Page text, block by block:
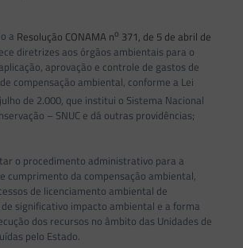
a Resolução CONAMA no 371, de 5 de abril de
diretrizes aos órgãos ambientais para o
aprovação e controle de gastos de
compensação ambiental, conforme a Lei
de 2.000, que institui o Sistema Nacional
– SNUC e dá outras providências;
o procedimento administrativo para a
cumprimento da compensação ambiental,
de licenciamento ambiental de
significativo impacto ambiental e a forma
dos recursos no âmbito das Unidades de
pelo Estado.